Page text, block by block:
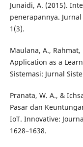
Junaidi, A. (2015).
penerapannya.
1(3).
Maulana, A.,
Application as a
Sistemasi: Jurnal
Pranata, W. A., &
Pasar dan
IoT. Innovative:
1628–1638.